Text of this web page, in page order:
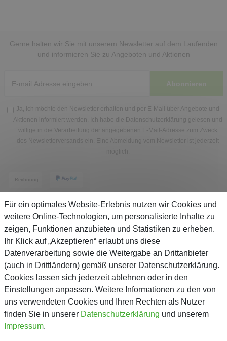
Gerne halten wir Sie mit unserem Newsletter auf dem Laufenden
und informieren Sie zu Angeboten und Aktionen
Abonnieren
Ja, ich möchte den Newsletter erhalten und per E-Mail über Angebote und
Aktionen informiert werden. Ich habe die Datenschutzerklärung gelesen und
willige in die Verarbeitung der angegebenen E-Mail-Adresse zum Zweck
des Newsletterversands ein. Eine Abmeldung vom Newsletter ist jederzeit
möglich.
Service
Unternehmen
Kontaktformular
AGB
Für ein optimales Website-Erlebnis nutzen wir Cookies und
weitere Online-Technologien, um personalisierte Inhalte zu
zeigen, Funktionen anzubieten und Statistiken zu erheben.
Ihr Klick auf „Akzeptieren“ erlaubt uns diese
Datenverarbeitung sowie die Weitergabe an Drittanbieter
(auch in Drittländern) gemäß unserer Datenschutzerklärung.
Cookies lassen sich jederzeit ablehnen oder in den
Einstellungen anpassen. Weitere Informationen zu den von
uns verwendeten Cookies und Ihren Rechten als Nutzer
finden Sie in unserer Daten­schutz­erklärung und unserem
Impressum.